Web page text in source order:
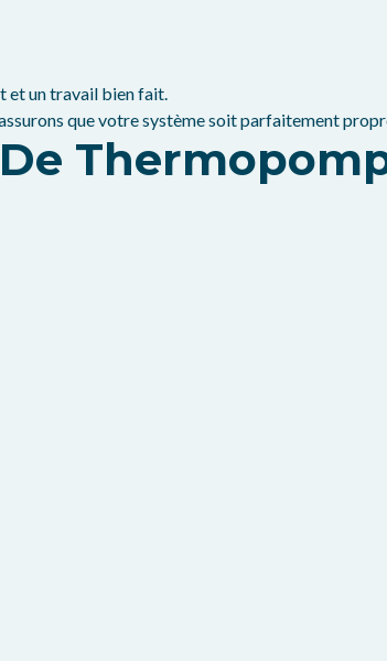
et un travail bien fait.
que votre système soit parfaitement